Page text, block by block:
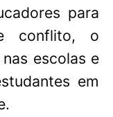
para
conflito, o
escolas e
em